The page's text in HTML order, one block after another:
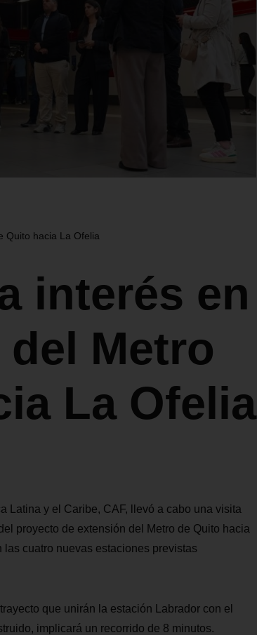
Quito hacia La Ofelia
interés en
Metro
La Ofelia
Latina y el Caribe, CAF, llevó a cabo una visita
proyecto de extensión del Metro de Quito hacia
cuatro nuevas estaciones previstas
que unirán la estación Labrador con el
implicará un recorrido de 8 minutos.